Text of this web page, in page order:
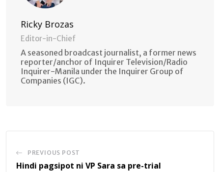
Ricky Brozas
Editor-in-Chief
A seasoned broadcast journalist, a former news
reporter/anchor of Inquirer Television/Radio
Inquirer-Manila under the Inquirer Group of
Companies (IGC).
PREVIOUS POST
Hindi pagsipot ni VP Sara sa pre-trial